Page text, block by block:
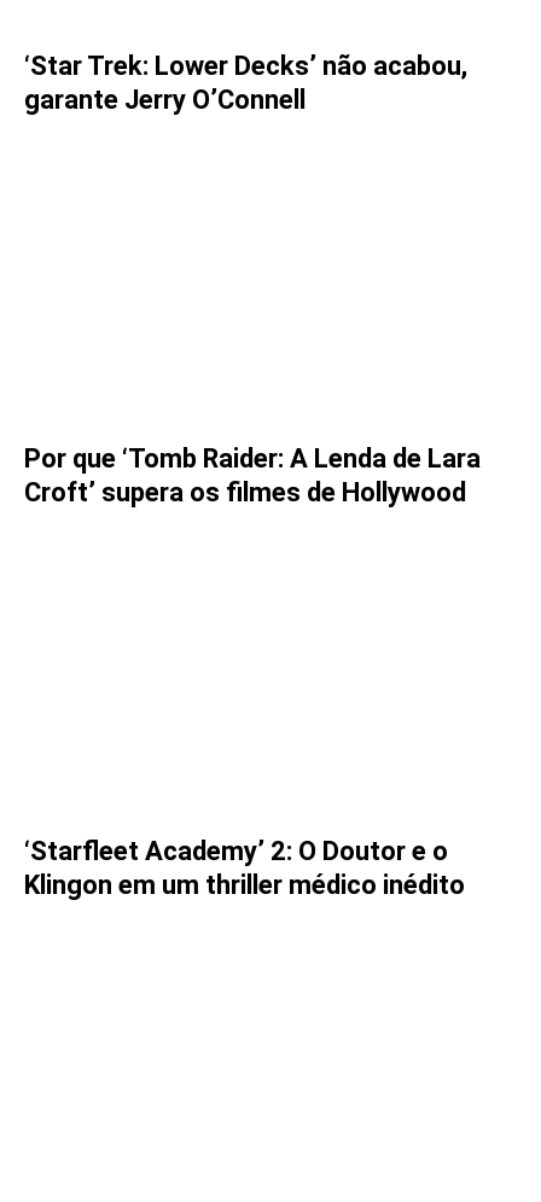
‘Star Trek: Lower Decks’ não acabou,
garante Jerry O’Connell
Por que ‘Tomb Raider: A Lenda de Lara
Croft’ supera os filmes de Hollywood
‘Starfleet Academy’ 2: O Doutor e o
Klingon em um thriller médico inédito